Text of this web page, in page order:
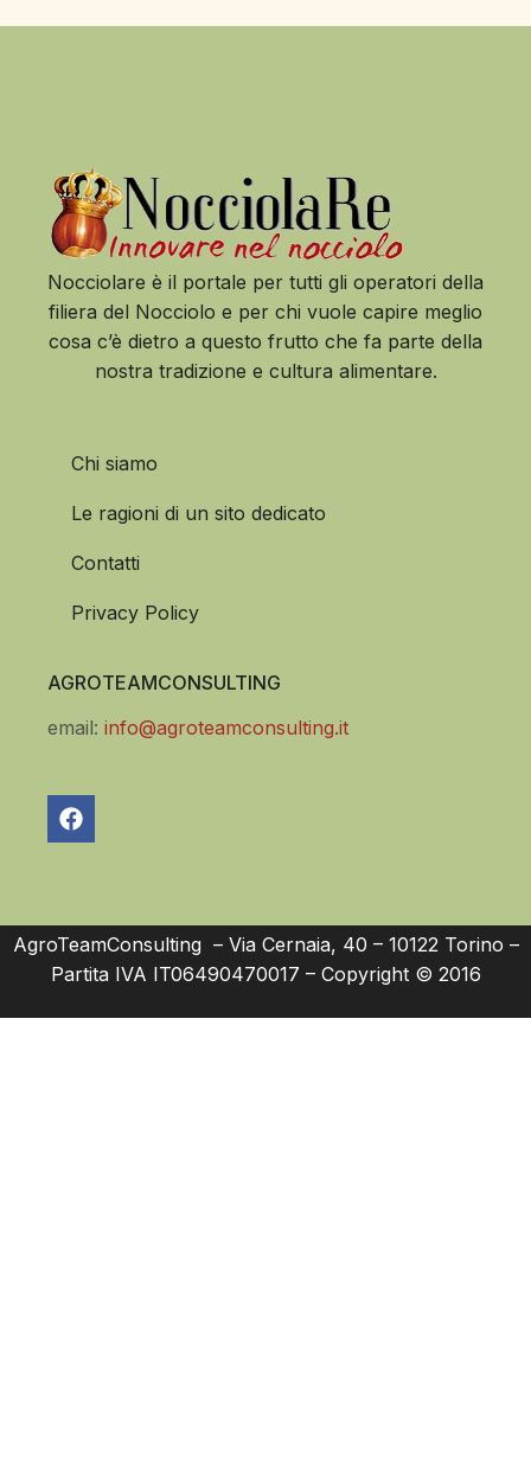
Nocciolare è il portale per tutti gli operatori della
filiera del Nocciolo e per chi vuole capire meglio
cosa c’è dietro a questo frutto che fa parte della
nostra tradizione e cultura alimentare.
Chi siamo
Le ragioni di un sito dedicato
Contatti
Privacy Policy
AGROTEAMCONSULTING
email: info@agroteamconsulting.it
AgroTeamConsulting – Via Cernaia, 40 – 10122 Torino –
Partita IVA IT06490470017 – Copyright © 2016